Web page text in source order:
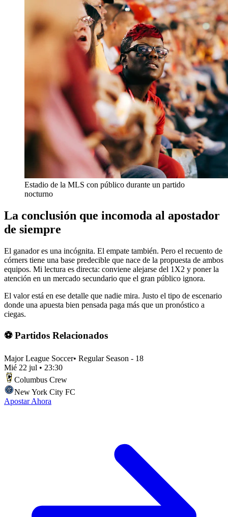
Estadio de la MLS con público durante un partido
nocturno
La conclusión que incomoda al apostador
de siempre
El ganador es una incógnita. El empate también. Pero el recuento de
córners tiene una base predecible que nace de la propuesta de ambos
equipos. Mi lectura es directa: conviene alejarse del 1X2 y poner la
atención en un mercado secundario que el gran público ignora.
El valor está en ese detalle que nadie mira. Justo el tipo de escenario
donde una apuesta bien pensada paga más que un pronóstico a
ciegas.
⚽ Partidos Relacionados
Major League Soccer• Regular Season - 18
Mié 22 jul • 23:30
Columbus Crew
New York City FC
Apostar Ahora